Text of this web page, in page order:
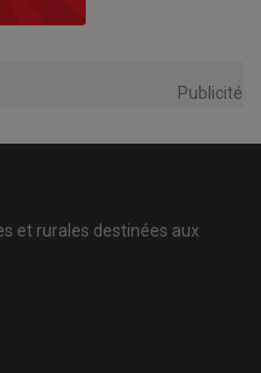
Publicité
et rurales destinées aux